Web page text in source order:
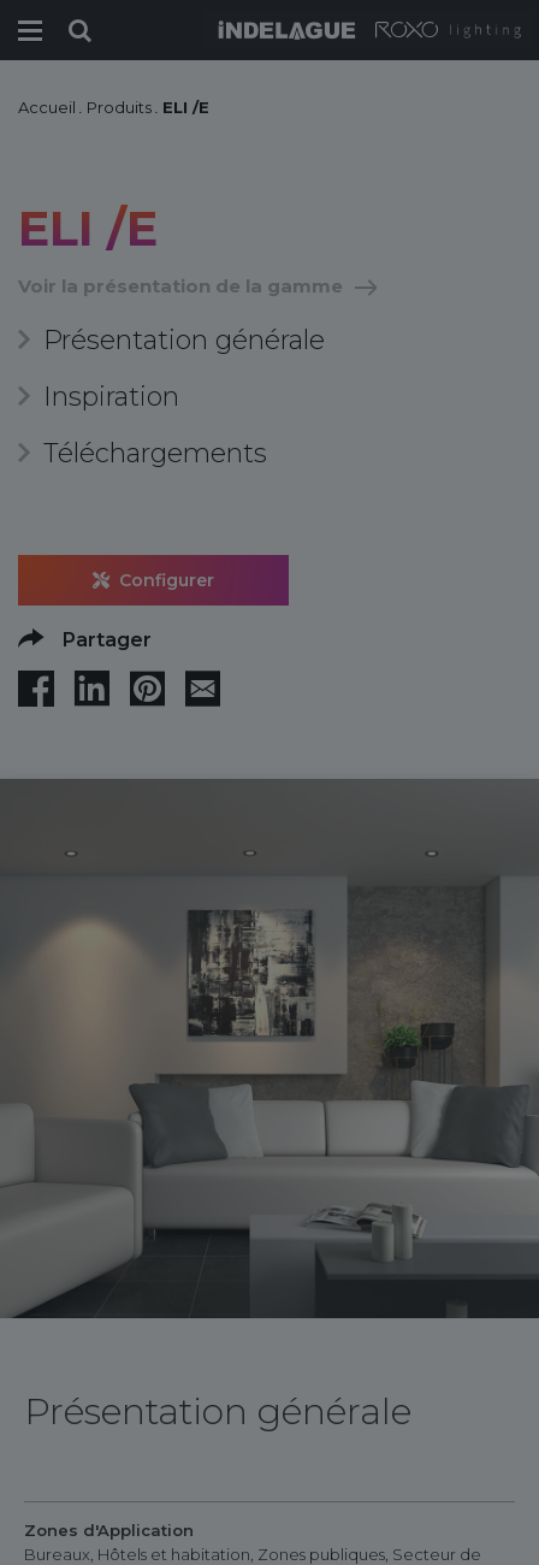
Accueil Produits ELI /E
ELI /E
Voir la présentation de la gamme
Présentation générale
Inspiration
Téléchargements
Configurer
Partager
Présentation générale
Zones d'Application
Bureaux, Hôtels et habitation, Zones publiques, Secteur de